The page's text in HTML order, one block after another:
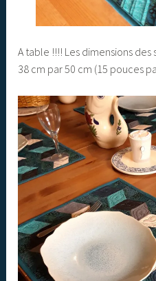
A table !!!! Les dimensions
38 cm par 50 cm (15 pouces